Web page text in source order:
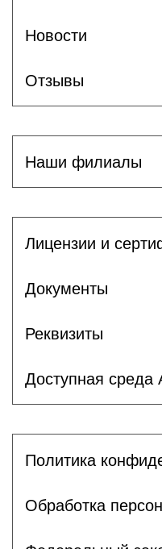
Новости
Отзывы
Наши филиалы
Лицензии и
Документы
Реквизиты
Доступная
Политика
Обработка